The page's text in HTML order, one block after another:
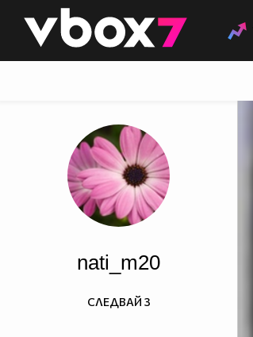
👾
nati_m20
СЛЕДВАЙ 3